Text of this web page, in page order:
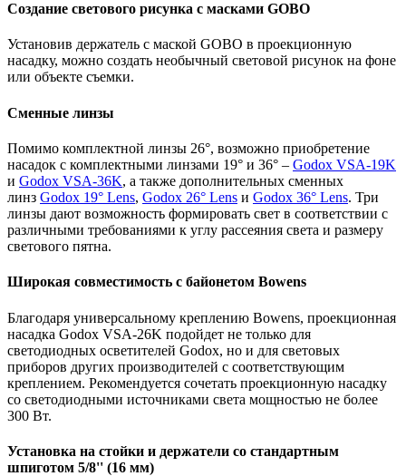
Создание светового рисунка с масками GOBO
Установив держатель с маской GOBO в проекционную
насадку, можно создать необычный световой рисунок на фоне
или объекте съемки.
Сменные линзы
Помимо комплектной линзы 26°, возможно приобретение
насадок с комплектными линзами 19° и 36° – Godox VSA-19K
и Godox VSA-36K, а также дополнительных сменных
линз Godox 19° Lens, Godox 26° Lens и Godox 36° Lens. Три
линзы дают возможность формировать свет в соответствии с
различными требованиями к углу рассеяния света и размеру
светового пятна.
Широкая совместимость с байонетом Bowens
Благодаря универсальному креплению Bowens, проекционная
насадка Godox VSA-26K подойдет не только для
светодиодных осветителей Godox, но и для световых
приборов других производителей с соответствующим
креплением. Рекомендуется сочетать проекционную насадку
со светодиодными источниками света мощностью не более
300 Вт.
Установка на стойки и держатели со стандартным
шпиготом 5/8'' (16 мм)